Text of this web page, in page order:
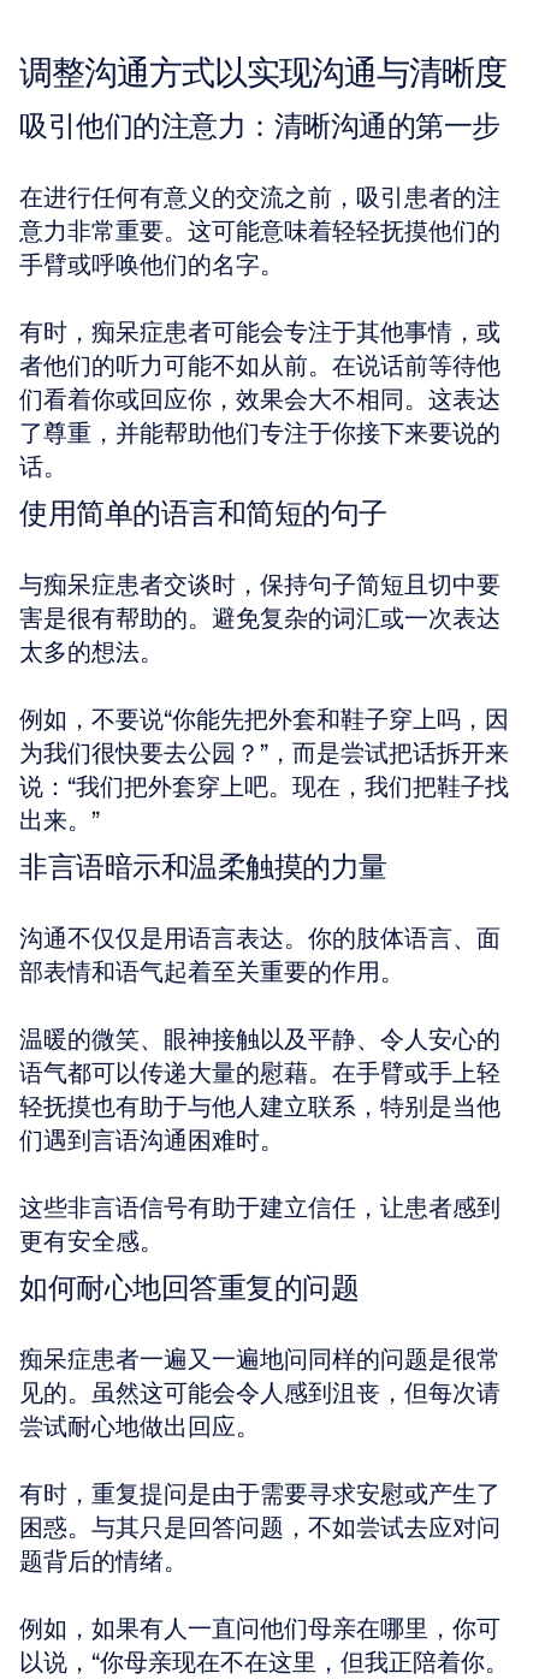
调整沟通方式以实现沟通与清晰度
吸引他们的注意力：清晰沟通的第一步
在进行任何有意义的交流之前，吸引患者的注
意力非常重要。这可能意味着轻轻抚摸他们的
手臂或呼唤他们的名字。
有时，痴呆症患者可能会专注于其他事情，或
者他们的听力可能不如从前。在说话前等待他
们看着你或回应你，效果会大不相同。这表达
了尊重，并能帮助他们专注于你接下来要说的
话。
使用简单的语言和简短的句子
与痴呆症患者交谈时，保持句子简短且切中要
害是很有帮助的。避免复杂的词汇或一次表达
太多的想法。
例如，不要说“你能先把外套和鞋子穿上吗，因
为我们很快要去公园？”，而是尝试把话拆开来
说：“我们把外套穿上吧。现在，我们把鞋子找
出来。”
非言语暗示和温柔触摸的力量
沟通不仅仅是用语言表达。你的肢体语言、面
部表情和语气起着至关重要的作用。
温暖的微笑、眼神接触以及平静、令人安心的
语气都可以传递大量的慰藉。在手臂或手上轻
轻抚摸也有助于与他人建立联系，特别是当他
们遇到言语沟通困难时。
这些非言语信号有助于建立信任，让患者感到
更有安全感。
如何耐心地回答重复的问题
痴呆症患者一遍又一遍地问同样的问题是很常
见的。虽然这可能会令人感到沮丧，但每次请
尝试耐心地做出回应。
有时，重复提问是由于需要寻求安慰或产生了
困惑。与其只是回答问题，不如尝试去应对问
题背后的情绪。
例如，如果有人一直问他们母亲在哪里，你可
以说，“你母亲现在不在这里，但我正陪着你。